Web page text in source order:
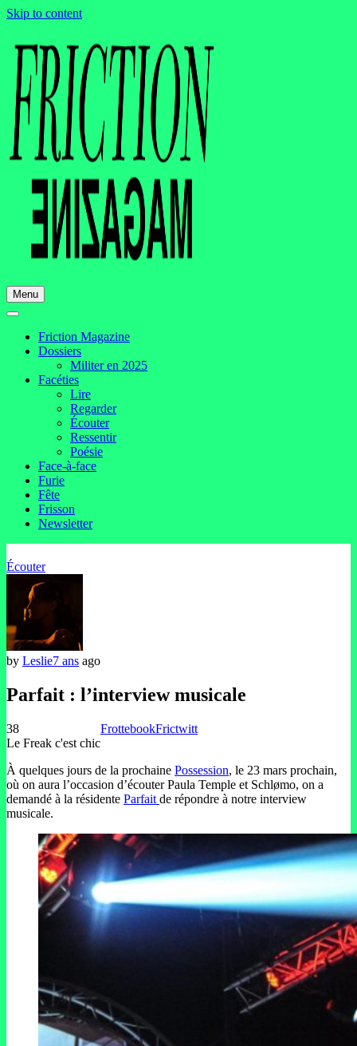
Skip to content
Menu
Friction Magazine
Dossiers
Militer en 2025
Facéties
Lire
Regarder
Écouter
Ressentir
Poésie
Face-à-face
Furie
Fête
Frisson
Newsletter
Écouter
by Leslie7 ans ago
Parfait : l’interview musicale
38
Le Freak c'est chic
FrottebookFrictwitt
À quelques jours de la prochaine Possession, le 23 mars prochain,
où on aura l’occasion d’écouter Paula Temple et Schlømo, on a
demandé à la résidente Parfait de répondre à notre interview
musicale.